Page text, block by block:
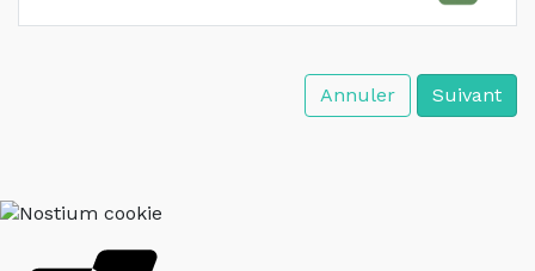
Annuler Suivant